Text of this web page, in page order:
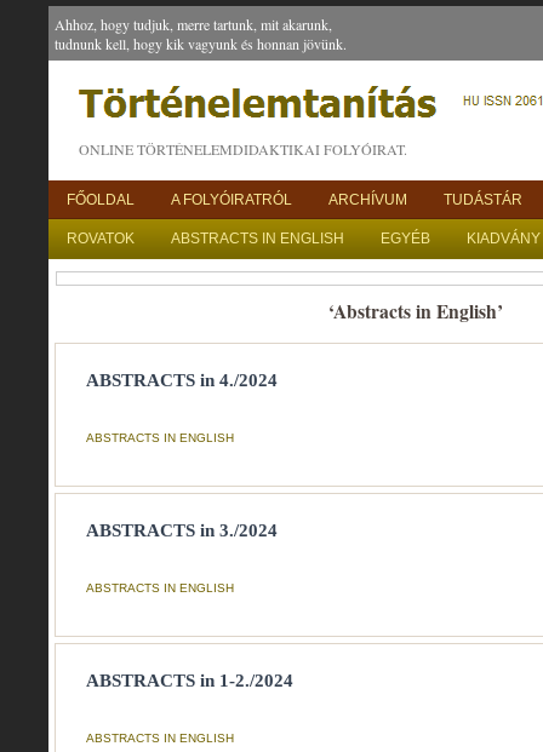
Ahhoz, hogy tudjuk, merre tartunk, mit akarunk,
tudnunk kell, hogy kik vagyunk és honnan jövünk.
ONLINE TÖRTÉNELEMDIDAKTIKAI FOLYÓIRAT.
FŐOLDAL A FOLYÓIRATRÓL ARCHÍVUM TUDÁSTÁR
ROVATOK ABSTRACTS IN ENGLISH EGYÉB
‘Abstracts in English’
ABSTRACTS in 4./2024
ABSTRACTS IN ENGLISH
ABSTRACTS in 3./2024
ABSTRACTS IN ENGLISH
ABSTRACTS in 1-2./2024
ABSTRACTS IN ENGLISH